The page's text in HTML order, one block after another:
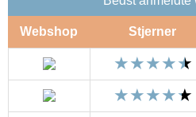
Webshop Stjerner